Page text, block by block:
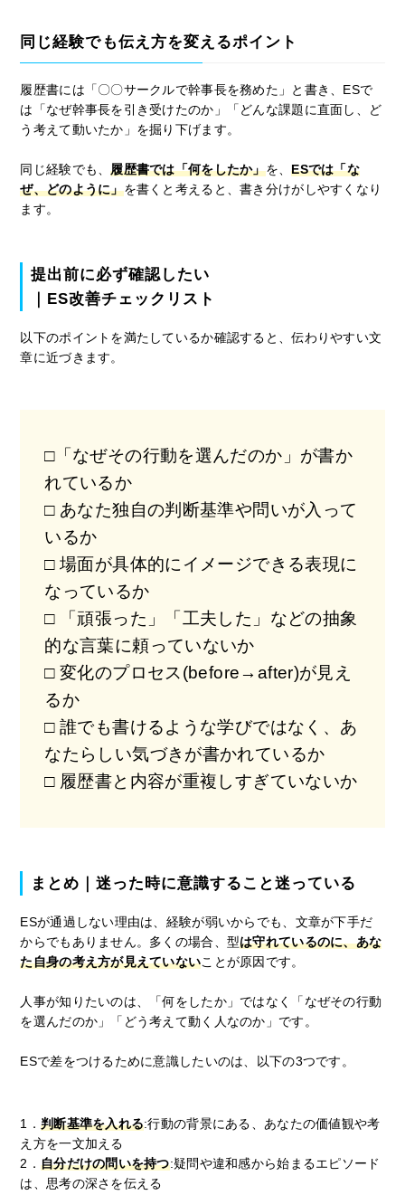
同じ経験でも伝え方を変えるポイント
履歴書には「〇〇サークルで幹事長を務めた」と書き、ESで
は「なぜ幹事長を引き受けたのか」「どんな課題に直面し、ど
う考えて動いたか」を掘り下げます。
同じ経験でも、履歴書では「何をしたか」を、ESでは「な
ぜ、どのように」を書くと考えると、書き分けがしやすくなり
ます。
提出前に必ず確認したい
｜ES改善チェックリスト
以下のポイントを満たしているか確認すると、伝わりやすい文
章に近づきます。
□「なぜその行動を選んだのか」が書か
れているか
□ あなた独自の判断基準や問いが入って
いるか
□ 場面が具体的にイメージできる表現に
なっているか
□ 「頑張った」「工夫した」などの抽象
的な言葉に頼っていないか
□ 変化のプロセス(before→after)が見え
るか
□ 誰でも書けるような学びではなく、あ
なたらしい気づきが書かれているか
□ 履歴書と内容が重複しすぎていないか
まとめ｜迷った時に意識すること迷っている
ESが通過しない理由は、経験が弱いからでも、文章が下手だ
からでもありません。多くの場合、型は守れているのに、あな
た自身の考え方が見えていないことが原因です。
人事が知りたいのは、「何をしたか」ではなく「なぜその行動
を選んだのか」「どう考えて動く人なのか」です。
ESで差をつけるために意識したいのは、以下の3つです。
1． 判断基準を入れる:行動の背景にある、あなたの価値観や考
え方を一文加える
2． 自分だけの問いを持つ:疑問や違和感から始まるエピソード
は、思考の深さを伝える